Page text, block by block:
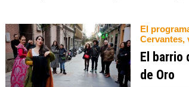
El
Cervantes,
El barrio
de Oro